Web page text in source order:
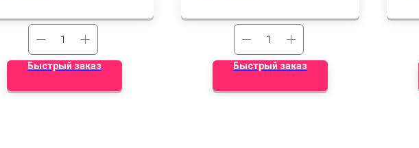
Быстрый заказ Быстрый заказ